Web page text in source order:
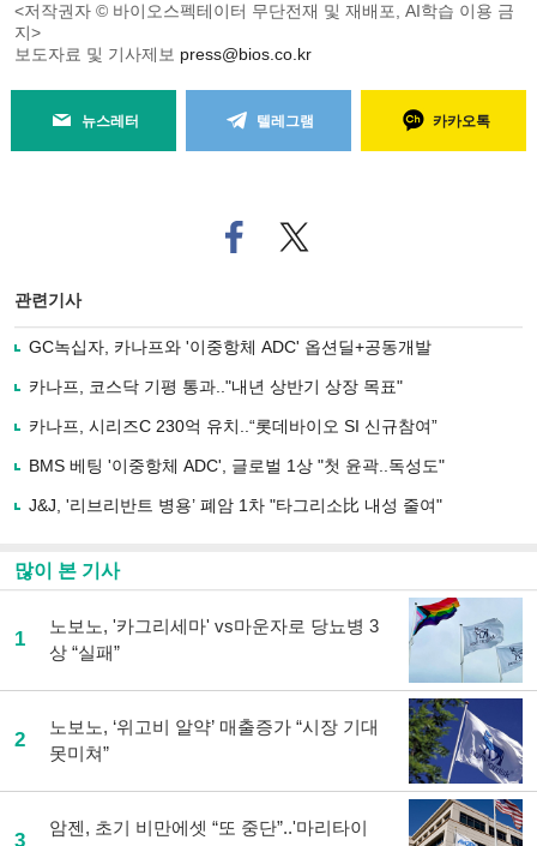
<저작권자 © 바이오스펙테이터 무단전재 및 재배포, AI학습 이용 금
지>
보도자료 및 기사제보 press@bios.co.kr
뉴스레터 텔레그램 카카오톡
페
이
로
기
사
유
기
트위
터로
관련기사
GC녹십자, 카나프와 '이중항체 ADC' 옵션딜+공동개발
카나프, 코스닥 기평 통과.."내년 상반기 상장 목표"
카나프, 시리즈C 230억 유치..“롯데바이오 SI 신규참여”
BMS 베팅 '이중항체 ADC', 글로벌 1상 "첫 윤곽..독성도"
J&J, '리브리반트 병용’ 폐암 1차 "타그리소比 내성 줄여"
많이 본 기사
1
노보노, '카그리세마' vs마운자로 당뇨병 3
상 “실패”
2
노보노, ‘위고비 알약’ 매출증가 “시장 기대
못미쳐”
3
암젠, 초기 비만에셋 “또 중단”..'마리타이